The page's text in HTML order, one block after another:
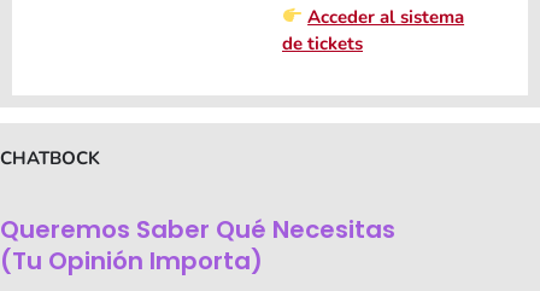
Acceder al sistema
de tickets
CHATBOCK
Queremos Saber Qué Necesitas
(tu Opinión Importa)